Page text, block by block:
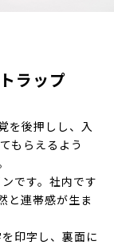
ラップ
を後押しし、入
もらえるよう
です。社内です
と連帯感が生ま
印字し、裏面に